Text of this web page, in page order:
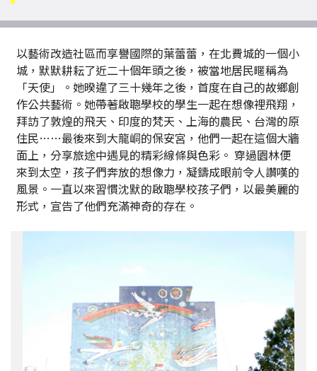
以藝術改造社區而享譽國際的葉蕾蕾，在北費城的一個小
城，默默耕耘了近二十個年頭之後，被當地居民暱稱為
「天使」。她暌違了三十幾年之後，首度在自己的故鄉創
作公共藝術。她帶著啟聰學校的學生一起在想像裡飛翔，
拜訪了敦煌的飛天、印度的梵天、上海的農民、台灣的原
住民……最後來到大龍峒的保安宮，他們一起在這個大牆
面上，分享旅途中遇見的精彩線條與色彩。 穿過園林便
來到太空，孩子們奔放的想像力，凝鑄成眼前令人讚嘆的
風景。一直以來習慣沈默的啟聰學校孩子們，以最美麗的
形式，宣告了他們充滿神奇的存在。